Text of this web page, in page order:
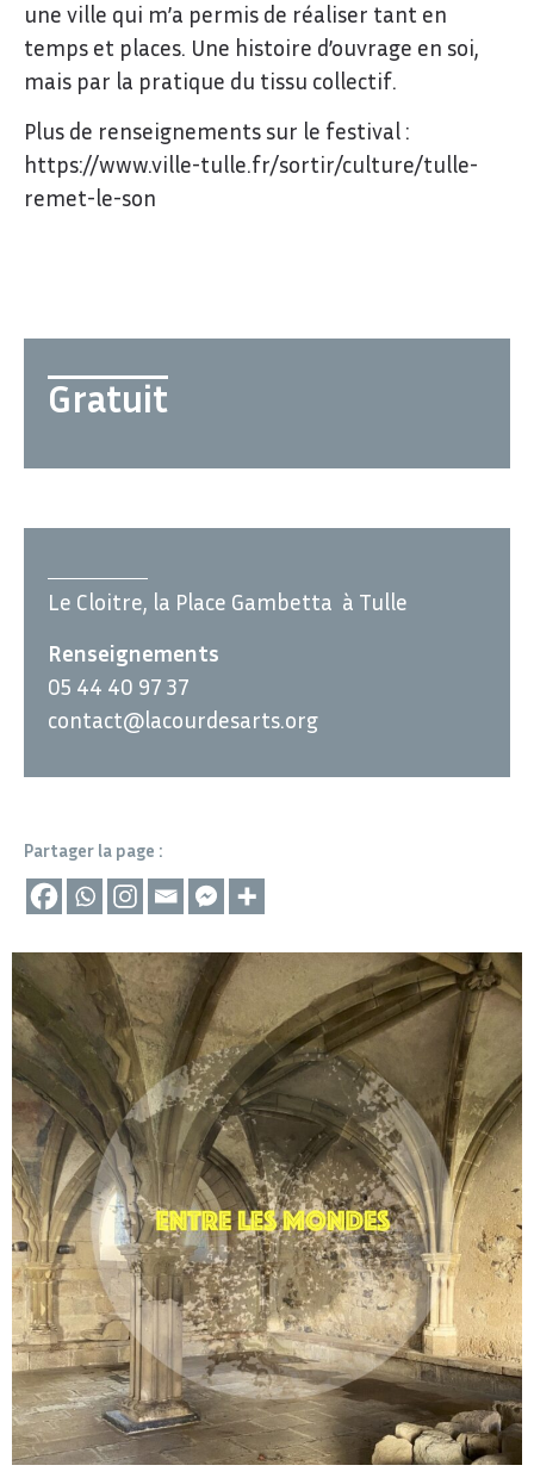
une ville qui m’a permis de réaliser tant en
temps et places. Une histoire d’ouvrage en soi,
mais par la pratique du tissu collectif.
Plus de renseignements sur le festival :
https://www.ville-tulle.fr/sortir/culture/tulle-
remet-le-son
Gratuit
Le Cloitre, la Place Gambetta à Tulle
Renseignements
05 44 40 97 37
contact@lacourdesarts.org
Partager la page :